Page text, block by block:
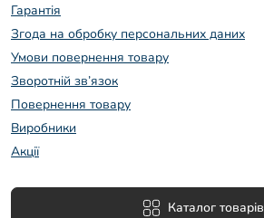
Гарантія
Згода на обробку персональних даних
Умови повернення товару
Зворотній зв’язок
Повернення товару
Виробники
Акції
Каталог товарів